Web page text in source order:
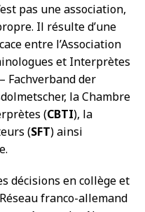
pas une association,
Il résulte d’une
entre l’Association
et Interprètes
Fachverband der
la Chambre
(CBTI), la
(SFT) ainsi
décisions en collège et
franco-allemand